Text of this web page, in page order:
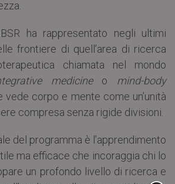
ha rappresentato negli ultimi
frontiere di quell’area di ricerca
chiamata nel mondo
medicineo mind-body
vede corpo e mente come un’unità
compresa senza rigide divisioni.
del programma è l’apprendimento
ma efficace che incoraggia chi lo
un profondo livello di ricerca e